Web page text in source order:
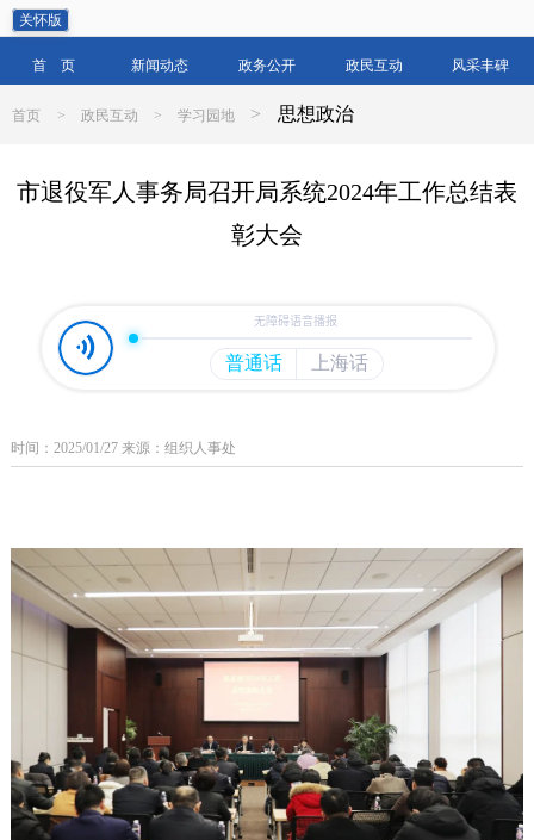
关怀版
首 页 新闻动态 政务公开 政民互动 风采丰碑
首页 > 政民互动 > 学习园地 > 思想政治
市退役军人事务局召开局系统2024年工作总结表
彰大会
时间：2025/01/27 来源：组织人事处